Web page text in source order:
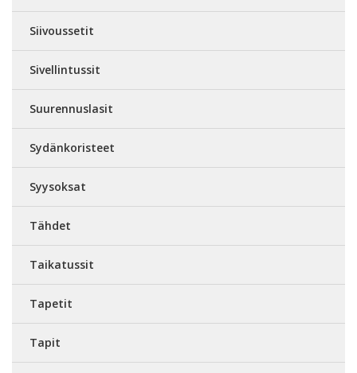
Siivoussetit
Sivellintussit
Suurennuslasit
Sydänkoristeet
Syysoksat
Tähdet
Taikatussit
Tapetit
Tapit